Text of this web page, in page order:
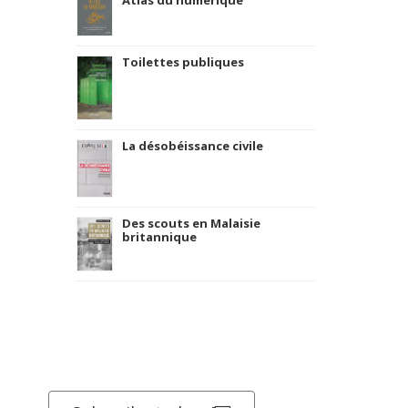
Toilettes publiques
La désobéissance civile
Des scouts en Malaisie
britannique